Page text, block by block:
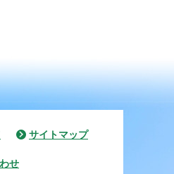
サイトマップ
せ